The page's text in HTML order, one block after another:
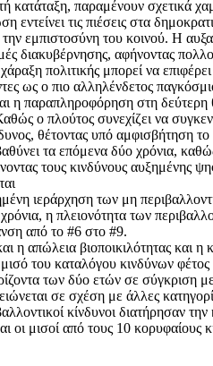
κατάταξη, παραμένουν σχετικά
τις πιέσεις στα
εμπιστοσύνη του κοινού. Η
διακυβέρνησης, αφήνοντας
πολιτικής μπορεί να
ως ο πιο αλληλένδετος
παραπληροφόρηση στη δεύτερη
ο πλούτος συνεχίζει να
θέτοντας υπό
τα επόμενα δύο χρόνια,
τους κινδύνους αυξημένης
ιεράρχηση των μη
η πλειονότητα των
από το #6 στο #9.
η απώλεια βιοποικιλότητας
του καταλόγου κινδύνων
των δύο ετών σε σύγκριση
σε σχέση με άλλες
κίνδυνοι διατήρησαν
οι μισοί από τους 10 κορυφαίους